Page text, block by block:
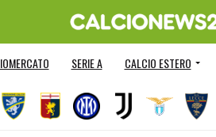
SERIE A CALCIO ESTERO